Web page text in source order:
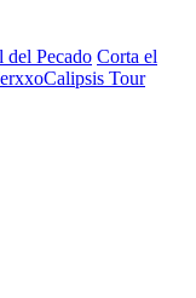
del Pecado Corta el
Tour